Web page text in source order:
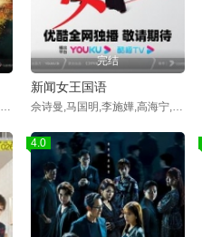
陈展鹏,林夏薇,黄智贤,蒋祖曼,张颕康,刘佩玥,方力申,冯盈盈,高钧贤,姜大卫,麦玲玲,梁小冰,李国麟,陈嘉辉,张雷,黄庭锋,郭柏妍,郑俊弘,董敬文,李启杰,林子超,赵璧渝,海俊杰,容天佑,朱汇林,张子丰,张本立,尹光,菊梓乔,黄韵材,陈少邦,罗毓仪,庄思明,谢雪心,林伟,李龙基,黎燕珊,潘志文,刘桂芳,陈狄克,吴香伦,陈荣峻,梁皓楷,阮嘉敏,周丽欣,吴紫韵,杜燕歌,姚宏远,卫志豪,黄耀煌,方绍聪
完结
新闻女王国语
佘诗曼,马国明,李施嬅,高海宁,王敏奕,何依婷,陈山聪,谭俊彦,陈敏之,吴业坤,邓智坚,许俊豪,袁镇业,龚慈恩,邝洁楹,高钧贤,林正峰,杨证桦,彭怀安,张诗欣,林伟,路芙,王嘉慧,郭浩皇,姚宏远,陈桢怡,车婉婉,莫家淦,杨明,何广沛,张颕康,林景程,何沛珈,陈若思,黎燕珊,崔建邦,李国麟,黄庭锋,关曜儁,罗毓仪,刘颂鹏,胡美贻,刘家聪,罗雪妍,孔德贤,蔡国威,郑启泰,卢峻峯,刘天龙,杨家宝,李嘉晋
4.0